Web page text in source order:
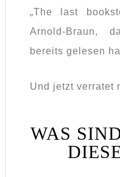
„The last
Arnold-Braun,
bereits gelesen
Und jetzt verratet
WAS